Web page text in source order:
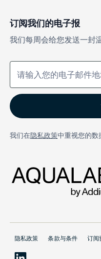
订阅我们的电子报
我们每周会给您发送一封
我们在隐私政策中重视您的数
隐私政策 条款与条件 订阅